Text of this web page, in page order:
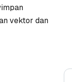
vektor dan